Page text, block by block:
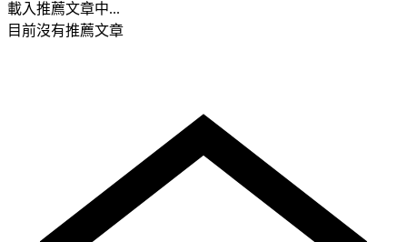
載入推薦文章中...
目前沒有推薦文章